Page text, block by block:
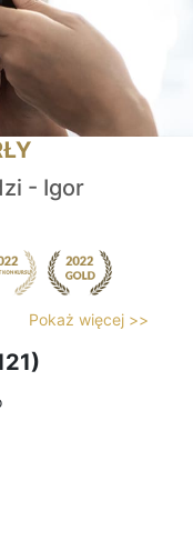
- Igor
Pokaż więcej >>